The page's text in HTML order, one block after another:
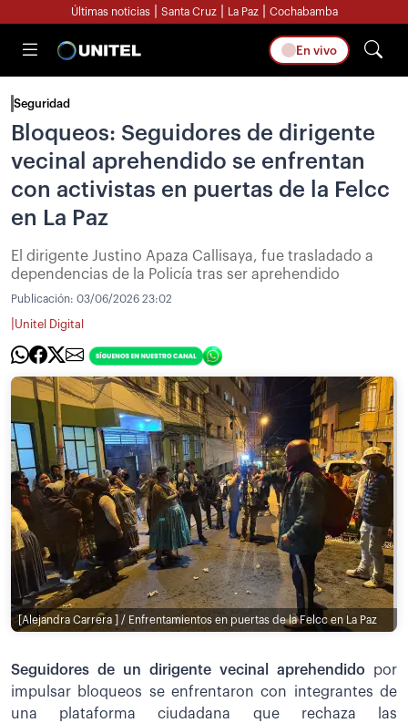
Últimas noticias Santa Cruz La Paz Cochabamba
En vivo
Seguridad
Bloqueos: Seguidores de dirigente
vecinal aprehendido se enfrentan
con activistas en puertas de la Felcc
en La Paz
El dirigente Justino Apaza Callisaya, fue trasladado a
dependencias de la Policía tras ser aprehendido
Publicación: 03/06/2026 23:02
Unitel Digital
[Alejandra Carrera ] / Enfrentamientos en puertas de la Felcc en La Paz
Seguidores de un dirigente vecinal aprehendido por
impulsar bloqueos se enfrentaron con integrantes de
una plataforma ciudadana que rechaza las